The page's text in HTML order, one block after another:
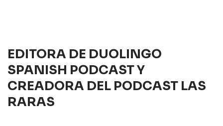
EDITORA DE DUOLINGO
SPANISH PODCAST Y
CREADORA DEL PODCAST LAS
RARAS